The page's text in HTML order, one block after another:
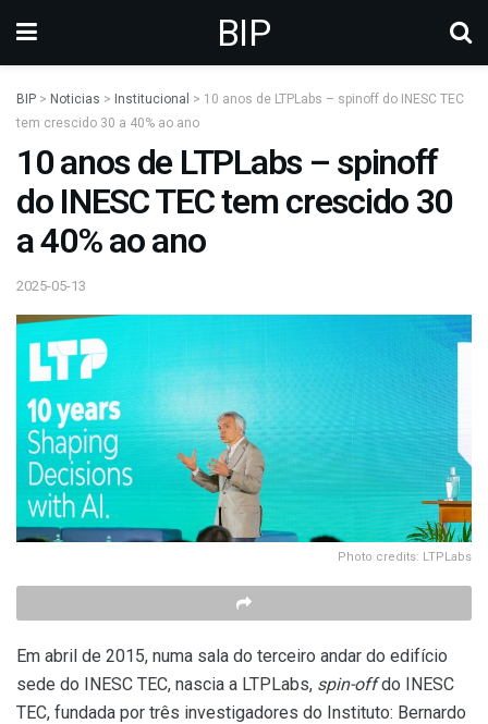
BIP
BIP > Noticias > Institucional > 10 anos de LTPLabs – spinoff do INESC TEC
tem crescido 30 a 40% ao ano
10 anos de LTPLabs – spinoff
do INESC TEC tem crescido 30
a 40% ao ano
2025-05-13
Photo credits: LTPLabs
Em abril de 2015, numa sala do terceiro andar do edifício
sede do INESC TEC, nascia a LTPLabs, spin-offdo INESC
TEC, fundada por três investigadores do Instituto: Bernardo